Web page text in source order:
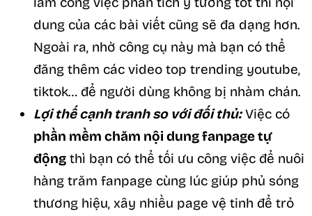
dung của các bài viết cũng sẽ đa dạng hơn.
Ngoài ra, nhờ công cụ này mà bạn có thể
đăng thêm các video top trending youtube,
tiktok… để người dùng không bị nhàm chán.
Lợi thế cạnh tranh so với đối thủ:Việc có
phần mềm chăm nội dung fanpage tự
động thì bạn có thể tối ưu công việc để nuôi
hàng trăm fanpage cùng lúc giúp phủ sóng
thương hiệu, xây nhiều page vệ tinh để trỏ